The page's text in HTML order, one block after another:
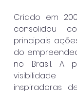
Criado em
consolidou
principais
do
no Brasil. A
inspiradoras